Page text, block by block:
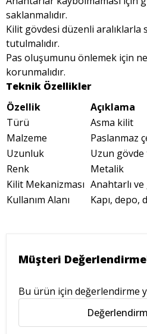
saklanmalıdır.
Kilit gövdesi düzenli aralıklarla
tutulmalıdır.
Pas oluşumunu önlemek için
korunmalıdır.
Teknik Özellikler
Özellik
Açıklama
Türü
Asma kilit
Malzeme
Paslanmaz
Uzunluk
Uzun gövde
Renk
Metalik
Kilit Mekanizması Anahtarlı
Kullanım Alanı
Kapı, depo,
Müşteri
Bu ürün için değerlendirme